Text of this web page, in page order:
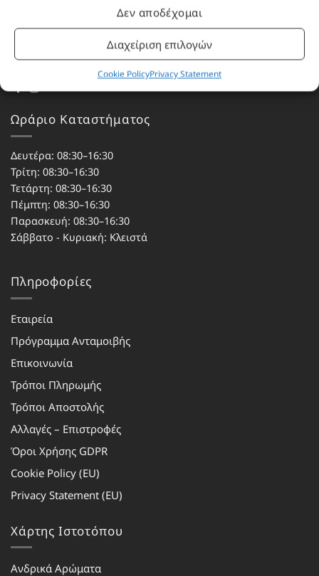
Δεν αποδέχομαι
Διαχείριση επιλογών
Cookie PolicyPrivacy Statement
Τ.Κ. 56224, Εύοσμος, Θεσσαλονίκη
Τηλ. 2314 016010
ΓΕΜΗ 193802504000
Ωράριο Καταστήματος
Δευτέρα: 08:30–16:30
Τρίτη: 08:30–16:30
Τετάρτη: 08:30–16:30
Πέμπτη: 08:30–16:30
Παρασκευή: 08:30–16:30
Σάββατο - Κυριακή: Κλειστά
Πληροφορίες
Εταιρεία
Πρόγραμμα Ανταμοιβής
Επικοινωνία
Τρόποι Πληρωμής
Τρόποι Αποστολής
Αλλαγές – Επιστροφές
Όροι Χρήσης GDPR
Cookie Policy (EU)
Privacy Statement (EU)
Χάρτης Ιστοτόπου
Ανδρικά Αρώματα